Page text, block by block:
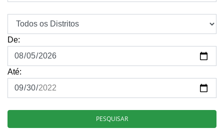
De:
Até:
PESQUISAR